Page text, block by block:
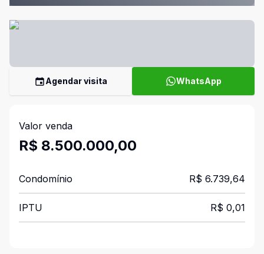
Agendar visita WhatsApp
Valor venda
R$ 8.500.000,00
Condomínio R$ 6.739,64
IPTU R$ 0,01